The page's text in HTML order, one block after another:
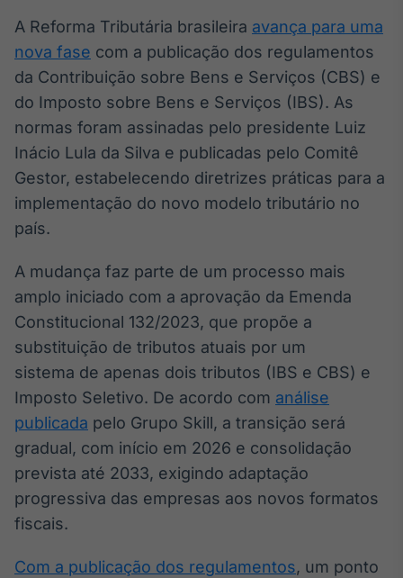
Broadcast
Datafeed
APIs para
integração de
conteúdos e
dados
Broadcast
Ticker
Broadcast
Widgets
Componentes
para conteúdos e
funcionalidades
Broadcast
Wallboard
Conteúdos e
A Reforma Tributária brasileira avança para uma
nova fase com a publicação dos regulamentos
da Contribuição sobre Bens e Serviços (CBS) e
do Imposto sobre Bens e Serviços (IBS). As
normas foram assinadas pelo presidente Luiz
Inácio Lula da Silva e publicadas pelo Comitê
Gestor, estabelecendo diretrizes práticas para a
implementação do novo modelo tributário no
país.
A mudança faz parte de um processo mais
amplo iniciado com a aprovação da Emenda
Constitucional 132/2023, que propõe a
substituição de tributos atuais por um
sistema de apenas dois tributos (IBS e CBS) e
Imposto Seletivo. De acordo com análise
publicada pelo Grupo Skill, a transição será
gradual, com início em 2026 e consolidação
prevista até 2033, exigindo adaptação
progressiva das empresas aos novos formatos
fiscais.
Com a publicação dos regulamentos, um ponto